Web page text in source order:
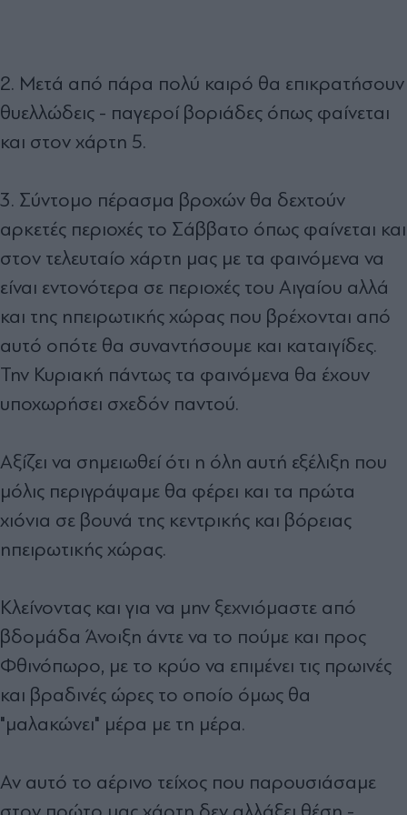
2. Μετά από πάρα πολύ καιρό θα επικρατήσουν
θυελλώδεις - παγεροί βοριάδες όπως φαίνεται
και στον χάρτη 5.
3. Σύντομο πέρασμα βροχών θα δεχτούν
αρκετές περιοχές το Σάββατο όπως φαίνεται και
στον τελευταίο χάρτη μας με τα φαινόμενα να
είναι εντονότερα σε περιοχές του Αιγαίου αλλά
και της ηπειρωτικής χώρας που βρέχονται από
αυτό οπότε θα συναντήσουμε και καταιγίδες.
Την Κυριακή πάντως τα φαινόμενα θα έχουν
υποχωρήσει σχεδόν παντού.
Αξίζει να σημειωθεί ότι η όλη αυτή εξέλιξη που
μόλις περιγράψαμε θα φέρει και τα πρώτα
χιόνια σε βουνά της κεντρικής και βόρειας
ηπειρωτικής χώρας.
Κλείνοντας και για να μην ξεχνιόμαστε από
βδομάδα Άνοιξη άντε να το πούμε και προς
Φθινόπωρο, με το κρύο να επιμένει τις πρωινές
και βραδινές ώρες το οποίο όμως θα
"μαλακώνει" μέρα με τη μέρα.
Αν αυτό το αέρινο τείχος που παρουσιάσαμε